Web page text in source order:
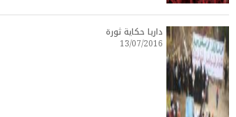
داريا حكاية ثورة
13/07/2016